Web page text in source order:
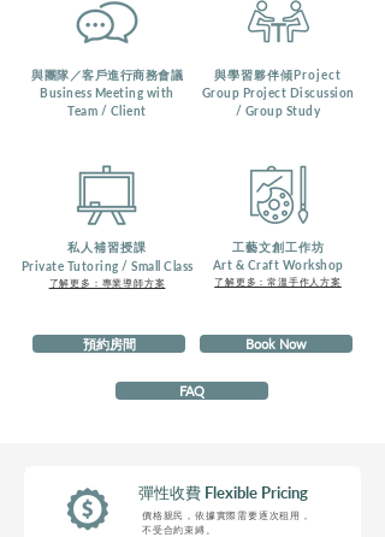
與團隊／客戶進行商務會議
Business Meeting with
Team / Client
私人補習授課
Private Tutoring / Small Class
了解更多：專業導師方案
與學習夥伴傾Project
Group Project Discussion
/ Group Study
工藝文創工作坊
Art & Craft Workshop
了解更多：常溫手作人方案
預約房間 Book Now
FAQ
彈性收費 Flexible Pricing
價格親民，依據實際需要逐次租用，
不受合約束縛。